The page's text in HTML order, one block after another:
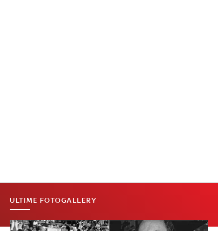
ULTIME FOTOGALLERY